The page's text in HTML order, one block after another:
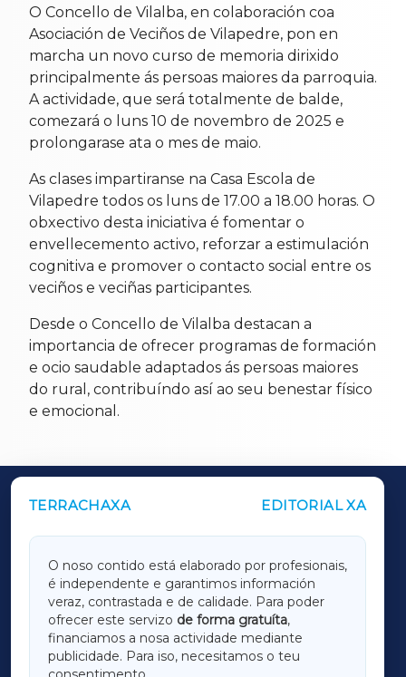
O Concello de Vilalba, en colaboración coa
Asociación de Veciños de Vilapedre, pon en
marcha un novo curso de memoria dirixido
principalmente ás persoas maiores da parroquia.
A actividade, que será totalmente de balde,
comezará o luns 10 de novembro de 2025 e
prolongarase ata o mes de maio.
As clases impartiranse na Casa Escola de
Vilapedre todos os luns de 17.00 a 18.00 horas. O
obxectivo desta iniciativa é fomentar o
envellecemento activo, reforzar a estimulación
cognitiva e promover o contacto social entre os
veciños e veciñas participantes.
Desde o Concello de Vilalba destacan a
importancia de ofrecer programas de formación
e ocio saudable adaptados ás persoas maiores
do rural, contribuíndo así ao seu benestar físico
e emocional.
TERRACHAXA EDITORIAL XA
O noso contido está elaborado por profesionais,
é independente e garantimos información
veraz, contrastada e de calidade. Para poder
ofrecer este servizo de forma gratuíta,
financiamos a nosa actividade mediante
publicidade. Para iso, necesitamos o teu
OUTROS PERIÓDICOS
LUGOXA
TERRACHAXA